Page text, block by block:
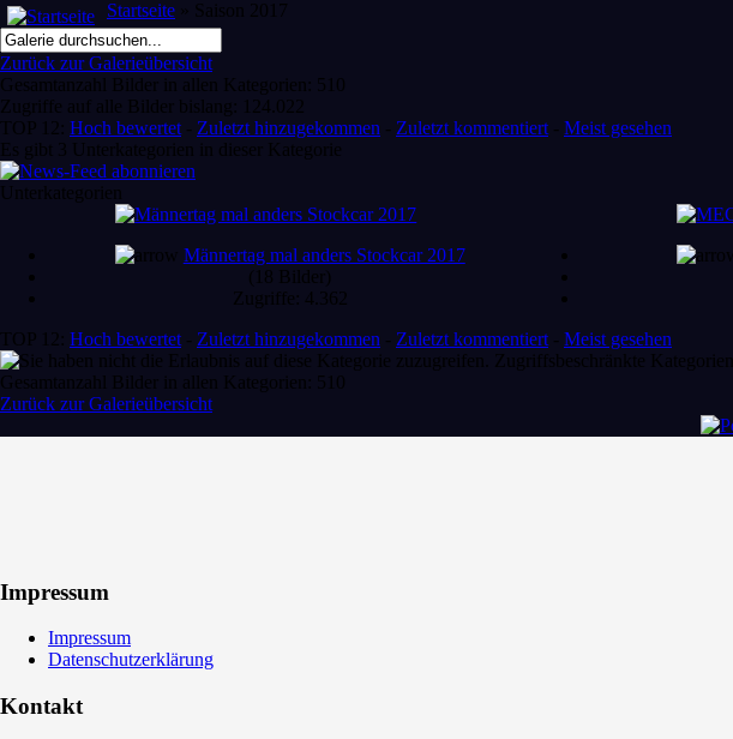
Startseite » Saison 2017
Zurück zur Galerieübersicht
Gesamtanzahl Bilder in allen Kategorien: 510
Zugriffe auf alle Bilder bislang: 124.022
TOP 12: Hoch bewertet - Zuletzt hinzugekommen - Zuletzt kommentiert - Meist gesehen
Es gibt 3 Unterkategorien in dieser Kategorie
Unterkategorien
Männertag mal anders Stockcar 2017
(18 Bilder)
Zugriffe: 4.362
TOP 12: Hoch bewertet - Zuletzt hinzugekommen - Zuletzt kommentiert - Meist gesehen
Zugriffsbeschränkte Kategorien
Gesamtanzahl Bilder in allen Kategorien: 510
Zurück zur Galerieübersicht
Impressum
Impressum
Datenschutzerklärung
Kontakt